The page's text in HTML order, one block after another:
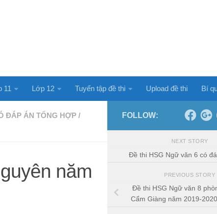
11 Lớp 12 Tuyển tập đề thi Upload đề thi Bí
ĐÁP ÁN TỔNG HỢP /
năm
FOLLOW:
NEXT STORY
Đề thi HSG Ngữ văn 6 có
PREVIOUS STORY
Đề thi HSG Ngữ văn 8
Cẩm Giàng năm 2019-